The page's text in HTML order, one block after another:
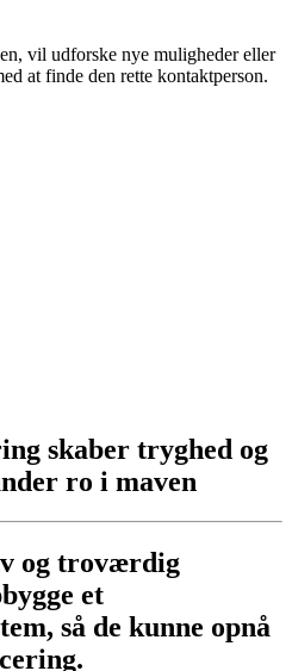
vil udforske nye muligheder eller
at finde den rette kontaktperson.
skaber tryghed og
ro i maven
og troværdig
et
så de kunne opnå